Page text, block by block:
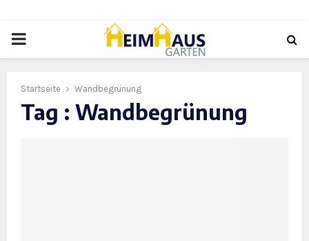
PRIMARY
Startseite Wandbegrünung
Tag : Wandbegrünung